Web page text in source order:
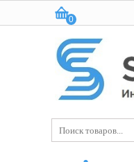
Корзина:
0
(пусто)